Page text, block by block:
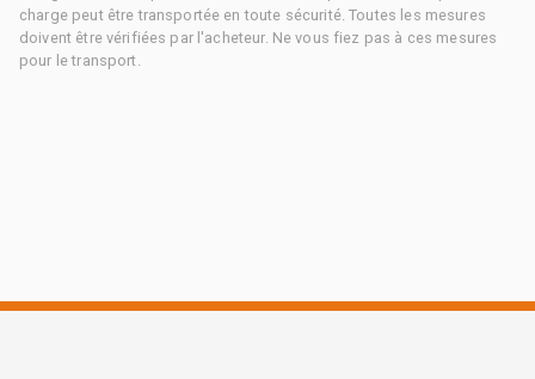
charge peut être transportée en toute sécurité. Toutes les mesures
doivent être vérifiées par l'acheteur. Ne vous fiez pas à ces mesures
pour le transport.